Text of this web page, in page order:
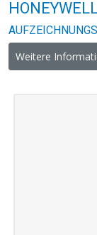
Weitere